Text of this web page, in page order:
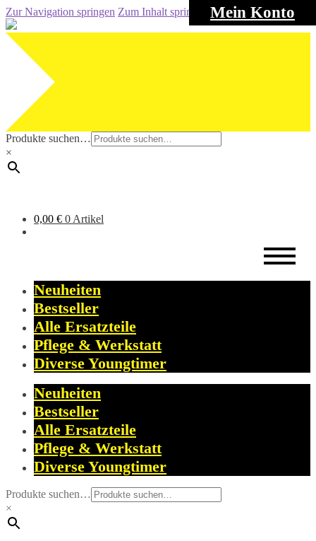
Mein Konto
Zur Navigation springen Zum Inhalt springen
Produkte suchen…
×
0,00 € 0 Artikel
Neuheiten
Bestseller
Alle Ersatzteile
Pflege & Werkstatt
Diverse Youngtimer
Neuheiten
Bestseller
Alle Ersatzteile
Pflege & Werkstatt
Diverse Youngtimer
Produkte suchen…
×